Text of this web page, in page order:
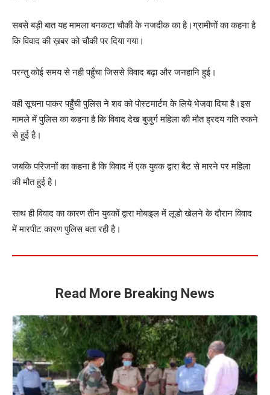
सबसे बड़ी बात यह मामला बनकटा चौकी के नजदीक का है।ग्रामीणों का कहना है
कि विवाद की ख़बर को चौकी पर दिया गया।
परन्तु कोई समय से नही पहुँचा जिससे विवाद बढ़ा और जनहानि हुई।
वही सूचना पाकर पहुँची पुलिस ने शव को पोस्टमार्टम के लिये भेजवा दिया है।इस
मामले में पुलिस का कहना है कि विवाद देख बुजुर्ग महिला की मौत ह्रदय गति रुकने
से हुई है।
जबकि परिजनों का कहना है कि विवाद में एक युवक द्वारा बैट से मारने पर महिला
की मौत हुई है।
साथ ही विवाद का कारण तीन युवकों द्वारा मोबाइल में लूडो खेलने के दौरान विवाद
में मारपीट कारण पुलिस बता रही है।
Read More Breaking News